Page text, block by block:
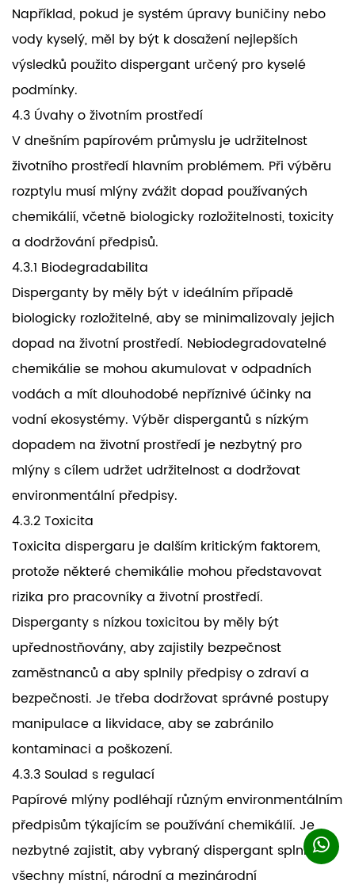
Například, pokud je systém úpravy buničiny nebo
vody kyselý, měl by být k dosažení nejlepších
výsledků použito dispergant určený pro kyselé
podmínky.
4.3 Úvahy o životním prostředí
V dnešním papírovém průmyslu je udržitelnost
životního prostředí hlavním problémem. Při výběru
rozptylu musí mlýny zvážit dopad používaných
chemikálií, včetně biologicky rozložitelnosti, toxicity
a dodržování předpisů.
4.3.1 Biodegradabilita
Disperganty by měly být v ideálním případě
biologicky rozložitelné, aby se minimalizovaly jejich
dopad na životní prostředí. Nebiodegradovatelné
chemikálie se mohou akumulovat v odpadních
vodách a mít dlouhodobé nepříznivé účinky na
vodní ekosystémy. Výběr dispergantů s nízkým
dopadem na životní prostředí je nezbytný pro
mlýny s cílem udržet udržitelnost a dodržovat
environmentální předpisy.
4.3.2 Toxicita
Toxicita dispergaru je dalším kritickým faktorem,
protože některé chemikálie mohou představovat
rizika pro pracovníky a životní prostředí.
Disperganty s nízkou toxicitou by měly být
upřednostňovány, aby zajistily bezpečnost
zaměstnanců a aby splnily předpisy o zdraví a
bezpečnosti. Je třeba dodržovat správné postupy
manipulace a likvidace, aby se zabránilo
kontaminaci a poškození.
4.3.3 Soulad s regulací
Papírové mlýny podléhají různým environmentálním
předpisům týkajícím se používání chemikálií. Je
nezbytné zajistit, aby vybraný dispergant splnil
všechny místní, národní a mezinárodní